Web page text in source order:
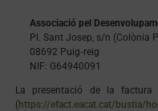
Associació pel
Pl. Sant Josep, s/n (Colònia
08692 Puig‐reig
NIF: G64940091
La presentació de la factura
(https://efact.eacat.cat/bustia/